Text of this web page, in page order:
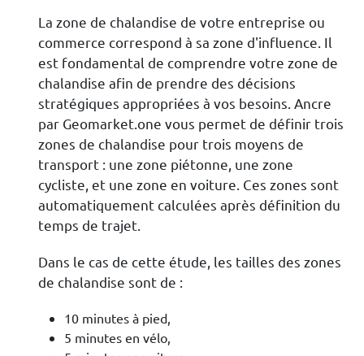
La zone de chalandise de votre entreprise ou
commerce correspond à sa zone d'influence. Il
est fondamental de comprendre votre zone de
chalandise afin de prendre des décisions
stratégiques appropriées à vos besoins. Ancre
par Geomarket.one vous permet de définir trois
zones de chalandise pour trois moyens de
transport : une zone piétonne, une zone
cycliste, et une zone en voiture. Ces zones sont
automatiquement calculées après définition du
temps de trajet.
Dans le cas de cette étude, les tailles des zones
de chalandise sont de :
10 minutes à pied,
5 minutes en vélo,